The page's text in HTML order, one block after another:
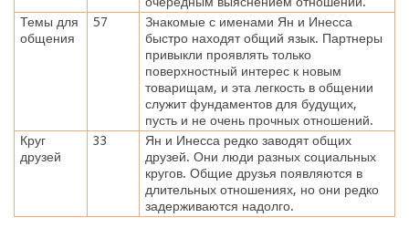
Темы для
общения
57
Знакомые с именами Ян и Инесса
быстро находят общий язык. Партнеры
привыкли проявлять только
поверхностный интерес к новым
товарищам, и эта легкость в общении
служит фундаментов для будущих,
пусть и не очень прочных отношений.
Круг
друзей
33
Ян и Инесса редко заводят общих
друзей. Они люди разных социальных
кругов. Общие друзья появляются в
длительных отношениях, но они редко
задерживаются надолго.